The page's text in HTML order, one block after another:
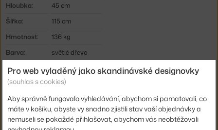
Hloubka:
45 cm
Šířka:
115 cm
Hmotnost:
136 kg
Barva:
světlé dřevo
Materiál:
dubové dřevo
Kód produktu ETH-51374
EAN
5404023609878
Ste zo Slovenska? Prejdite naSkriňa Shadow, oak
Pro web vyladěný jako skandinávské designovky
(souhlas s cookies)
Aby správně fungovalo vyhledávání, abychom si pamatovali, co
máte v košíku, abyste vy snadno zjistili stav vaší objednávky a
nemuseli se pokaždé přihlašovat, abychom vás neobtěžovali